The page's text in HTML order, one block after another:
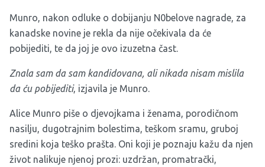
Munro, nakon odluke o dobijanju N0belove nagrade, za
kanadske novine je rekla da nije očekivala da će
pobijediti, te da joj je ovo izuzetna čast.
Znala sam da sam kandidovana, ali nikada nisam mislila
da ću pobijediti, izjavila je Munro.
Alice Munro piše o djevojkama i ženama, porodičnom
nasilju, dugotrajnim bolestima, teškom sramu, gruboj
sredini koja teško prašta. Oni koji je poznaju kažu da njen
život nalikuje njenoj prozi: uzdržan, promatrački,